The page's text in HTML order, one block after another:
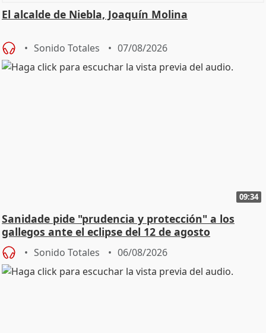
El alcalde de Niebla, Joaquín Molina
Sonido Totales 07/08/2026
09:34
Sanidade pide "prudencia y protección" a los
gallegos ante el eclipse del 12 de agosto
Sonido Totales 06/08/2026